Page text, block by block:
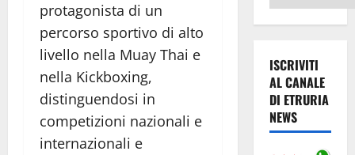
protagonista di un
percorso sportivo di alto
livello nella Muay Thai e
nella Kickboxing,
distinguendosi in
competizioni nazionali e
internazionali e
ISCRIVITI
AL CANALE
DI ETRURIA
NEWS